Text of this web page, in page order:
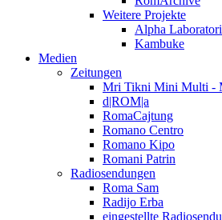
Weitere Projekte
Alpha
Kambuke
Medien
Zeitungen
Mri Tikni Mini Multi -
d|ROM|a
RomaCajtung
Romano Centro
Romano Kipo
Romani Patrin
Radiosendungen
Roma Sam
Radijo Erba
eingestellte